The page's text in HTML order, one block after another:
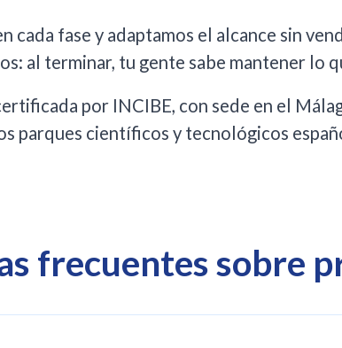
cada fase y adaptamos el alcance sin
al terminar, tu gente sabe mantener lo
por INCIBE, con sede en el
parques científicos y tecnológicos
frecuentes sobre